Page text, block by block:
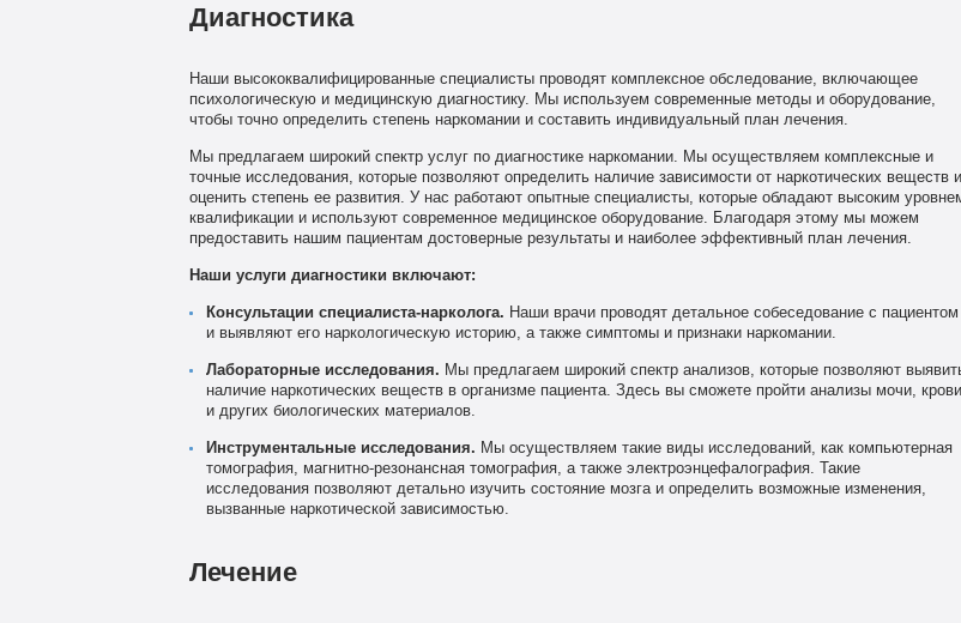
Диагностика
Наши высококвалифицированные специалисты проводят комплексное обследование, включающее
психологическую и медицинскую диагностику. Мы используем современные методы и оборудование,
чтобы точно определить степень наркомании и составить индивидуальный план лечения.
Мы предлагаем широкий спектр услуг по диагностике наркомании. Мы осуществляем комплексные и
точные исследования, которые позволяют определить наличие зависимости от наркотических веществ и
оценить степень ее развития. У нас работают опытные специалисты, которые обладают высоким
квалификации и используют современное медицинское оборудование. Благодаря этому мы можем
предоставить нашим пациентам достоверные результаты и наиболее эффективный план лечения.
Наши услуги диагностики включают:
Консультации специалиста-нарколога. Наши врачи проводят детальное собеседование с пациентом
и выявляют его наркологическую историю, а также симптомы и признаки наркомании.
Лабораторные исследования. Мы предлагаем широкий спектр анализов, которые позволяют
наличие наркотических веществ в организме пациента. Здесь вы сможете пройти анализы мочи, крови
и других биологических материалов.
Инструментальные исследования. Мы осуществляем такие виды исследований, как компьютерная
томография, магнитно-резонансная томография, а также электроэнцефалография. Такие
исследования позволяют детально изучить состояние мозга и определить возможные изменения,
вызванные наркотической зависимостью.
Лечение